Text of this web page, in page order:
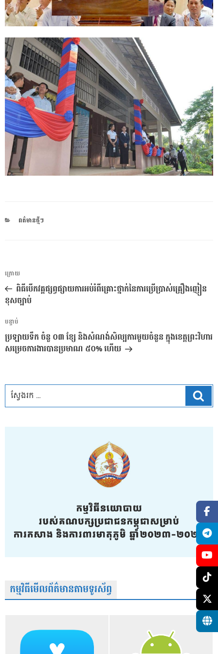
CATEGORIES
ពត៌មានថ្មីៗ
ការ​
នាំទិស​
ប្រកាស
អត្ថបទ
មុន
ក្រោយ
ពិធីបើកវគ្គផ្សព្វផ្សាយការអប់រំពីគ្រោះថ្នាក់នៃការប្រើប្រាស់គ្រឿងញៀន
ខុសច្បាប់
អត្ថបទ
បន្ទាប់
បន្ទាប់
ប្រឡាយទឹក ចំនួ ០៣ ខ្សែ និងសំណង់សិល្បការមួយចំនួន ក្នុងខេត្តព្រះវិហារ
សម្រេចការងារបានប្រមាណ ៥០% ហើយ
កម្មវិធីមើលព័ត៌មានតាមទូរស័ព្វ